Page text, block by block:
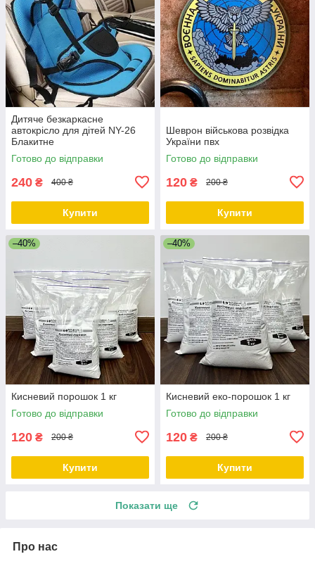
Дитяче безкаркасне
автокрісло для дітей NY-26
Блакитне
Готово до відправки
240 ₴ 400 ₴
Купити
Шеврон військова розвідка
України пвх
Готово до відправки
120 ₴ 200 ₴
Купити
–40%
Кисневий порошок 1 кг
Готово до відправки
120 ₴ 200 ₴
Купити
–40%
Кисневий еко-порошок 1 кг
Готово до відправки
120 ₴ 200 ₴
Купити
Показати ще
Про нас